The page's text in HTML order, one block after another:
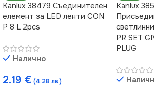
Kanlux 38479 Съединителен
елемент за LED ленти CON
P 8 L 2pcs
Налично
2.19 € (4.28 лв.)
Kanlux
PR SET
PLUG